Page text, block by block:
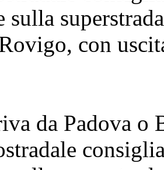
sulla
con
da Padova o